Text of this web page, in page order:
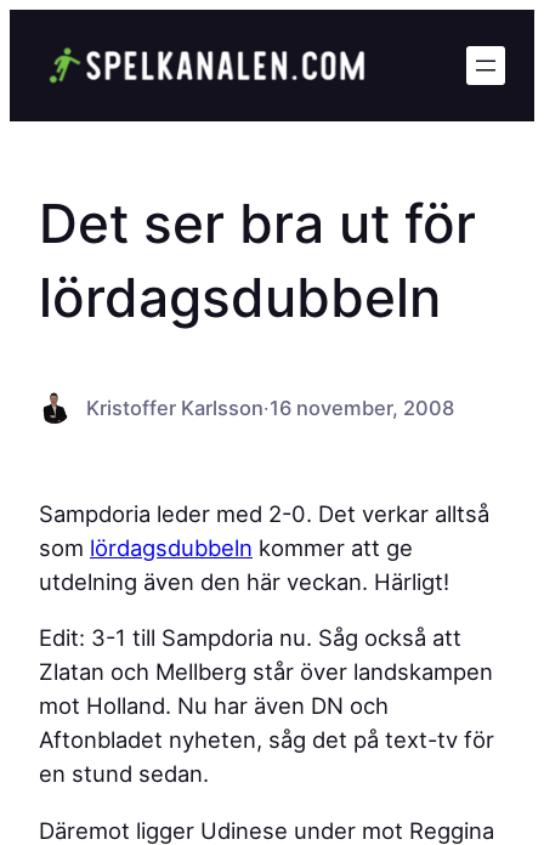
Det ser bra ut för
lördagsdubbeln
Kristoffer Karlsson·16 november, 2008
Sampdoria leder med 2-0. Det verkar alltså
som lördagsdubbeln kommer att ge
utdelning även den här veckan. Härligt!
Edit: 3-1 till Sampdoria nu. Såg också att
Zlatan och Mellberg står över landskampen
mot Holland. Nu har även DN och
Aftonbladet nyheten, såg det på text-tv för
en stund sedan.
Däremot ligger Udinese under mot Reggina